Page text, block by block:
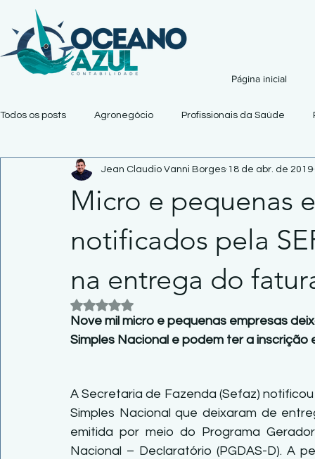
Página inicial
Todos os posts Agronegócio Profissionais da Saúde
Micro e pequenas
notificados pela
na entrega do
Jean Claudio Vanni Borges 18 de abr. de 2019
Avaliado com NaN de 5 estrelas.
Nove mil micro e pequenas empresas
Simples Nacional e podem ter a inscrição
A Secretaria de Fazenda (Sefaz)
Simples Nacional que deixaram de
emitida por meio do Programa
Nacional – Declaratório (PGDAS-D). A